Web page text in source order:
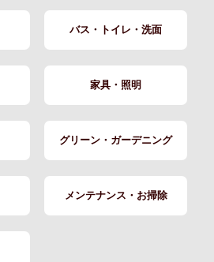
バス・トイレ・洗面
家具・照明
グリーン・ガーデニング
メンテナンス・お掃除